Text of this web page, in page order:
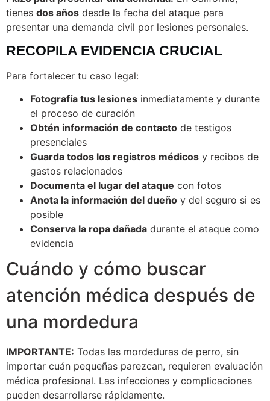
tienes dos años desde la fecha del ataque para
presentar una demanda civil por lesiones personales.
RECOPILA EVIDENCIA CRUCIAL
Para fortalecer tu caso legal:
Fotografía tus lesiones inmediatamente y durante
el proceso de curación
Obtén información de contacto de testigos
presenciales
Guarda todos los registros médicos y recibos de
gastos relacionados
Documenta el lugar del ataque con fotos
Anota la información del dueño y del seguro si es
posible
Conserva la ropa dañada durante el ataque como
evidencia
Cuándo y cómo buscar
atención médica después de
una mordedura
IMPORTANTE: Todas las mordeduras de perro, sin
importar cuán pequeñas parezcan, requieren evaluación
médica profesional. Las infecciones y complicaciones
pueden desarrollarse rápidamente.